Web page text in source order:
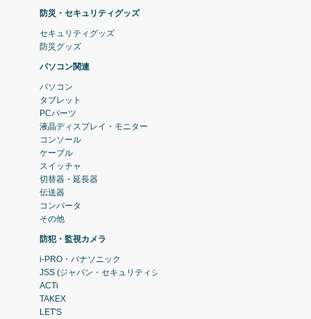
防災・セキュリティグッズ
セキュリティグッズ
防災グッズ
パソコン関連
パソコン
タブレット
PCパーツ
液晶ディスプレイ・モニター
コンソール
ケーブル
スイッチャ
切替器・延長器
伝送器
コンバータ
その他
防犯・監視カメラ
i-PRO・パナソニック
JSS (ジャパン・セキュリティシステム)
ACTi
TAKEX
LET'S